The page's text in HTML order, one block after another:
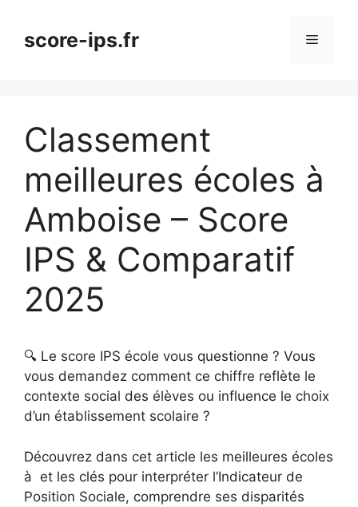
contenuscore-ips.fr Menu
Classement
meilleures écoles à
Amboise – Score
IPS & Comparatif
2025
🔍 Le score IPS école vous questionne ? Vous
vous demandez comment ce chiffre reflète le
contexte social des élèves ou influence le choix
d’un établissement scolaire ?
Découvrez dans cet article les meilleures écoles
à et les clés pour interpréter l’Indicateur de
Position Sociale, comprendre ses disparités